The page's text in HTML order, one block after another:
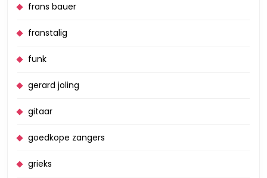
frans bauer
franstalig
funk
gerard joling
gitaar
goedkope zangers
grieks